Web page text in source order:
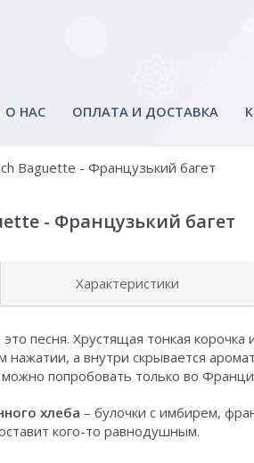
О НАС ОПЛАТА И ДОСТАВКА
Baguette - Французький багет
- Французький багет
Характеристики
песня. Хрустящая тонкая
нажатии, а внутри скрывается
попробовать только во
хлеба – булочки с имбирем,
кого-то равнодушным.